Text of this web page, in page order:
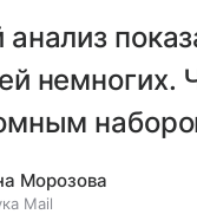
анализ
Морозова
Mail